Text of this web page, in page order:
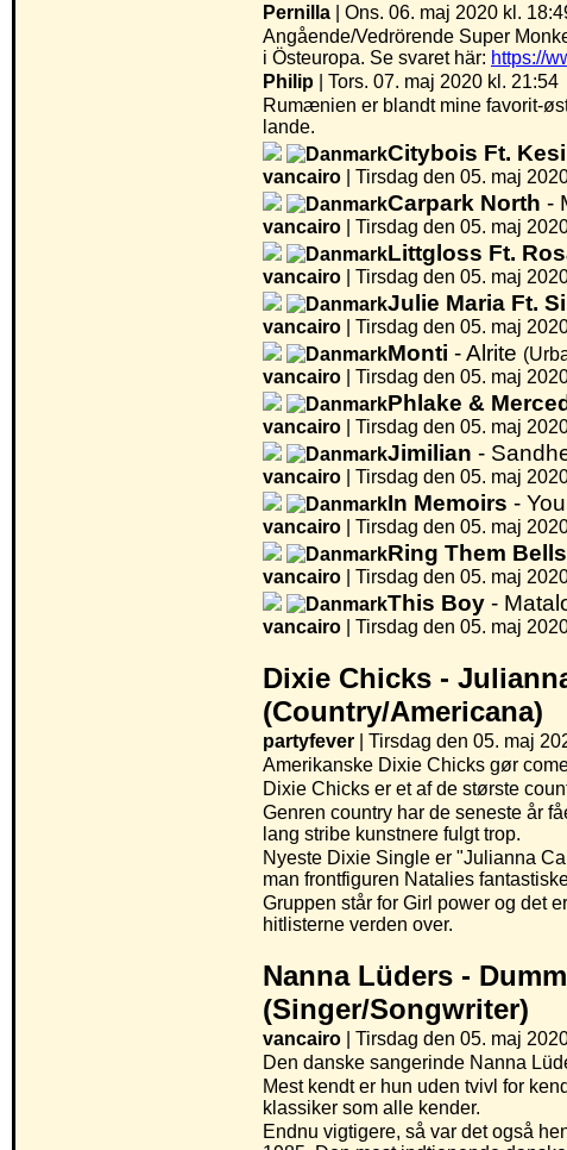
Pernilla | Ons. 06. maj 2020 kl.
Angående/Vedrörende Super
i Östeuropa. Se svaret här: https://
Philip | Tors. 07. maj 2020 kl. 21:54
Rumænien er blandt mine favorit-
lande.
Citybois Ft. Kesi
vancairo
Tirsdag den 05. maj
Carpark North -
vancairo
Tirsdag den 05. maj
Littgloss Ft.
vancairo
Tirsdag den 05. maj
Julie Maria Ft.
vancairo
Tirsdag den 05. maj
Monti - Alrite
vancairo
Tirsdag den 05. maj
Phlake &
vancairo
Tirsdag den 05. maj
Jimilian -
vancairo
Tirsdag den 05. maj
In Memoirs -
vancairo
Tirsdag den 05. maj
Ring Them Bells
vancairo
Tirsdag den 05. maj
This Boy -
vancairo
Tirsdag den 05. maj
Dixie Chicks -
(Country/Americana)
partyfever | Tirsdag den 05. maj
Amerikanske Dixie Chicks gør
Dixie Chicks er et af de største
Genren country har de seneste år
lang stribe kunstnere fulgt trop.
Nyeste Dixie Single er "Julianna
man frontfiguren Natalies
Gruppen står for Girl power og det
hitlisterne verden over.
Nanna Lüders -
(Singer/Songwriter)
vancairo | Tirsdag den 05. maj
Den danske sangerinde Nanna
Mest kendt er hun uden tvivl for
klassiker som alle kender.
Endnu vigtigere, så var det også